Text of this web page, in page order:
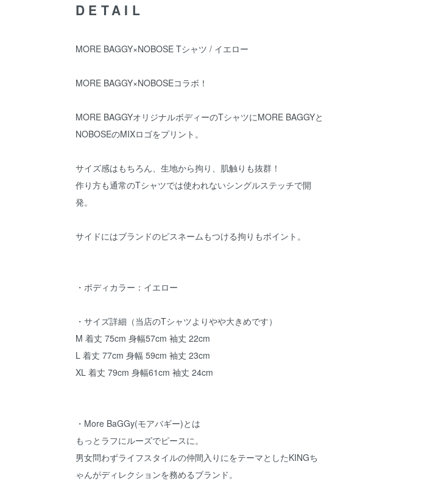
DETAIL
MORE BAGGY×NOBOSE Tシャツ / イエロー
MORE BAGGY×NOBOSEコラボ！
MORE BAGGYオリジナルボディーのTシャツにMORE BAGGYと
NOBOSEのMIXロゴをプリント。
サイズ感はもちろん、生地から拘り、肌触りも抜群！
作り方も通常のTシャツでは使われないシングルステッチで開
発。
サイドにはブランドのピスネームもつける拘りもポイント。
・ボディカラー：イエロー
・サイズ詳細（当店のTシャツよりやや大きめです）
M 着丈 75cm 身幅57cm 袖丈 22cm
L 着丈 77cm 身幅 59cm 袖丈 23cm
XL 着丈 79cm 身幅61cm 袖丈 24cm
・ More BaGGy(モアバギー)とは
もっとラフにルーズでピースに。
男女問わずライフスタイルの仲間入りにをテーマとしたKINGち
ゃんがディレクションを務めるブランド。